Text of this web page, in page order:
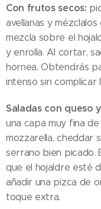
Con frutos secos:
avellanas y
mezcla sobre el
y enrolla. Al cortar,
hornea. Obtendrás
intenso sin complicar
Saladas con queso
una capa muy fina
mozzarella, cheddar
serrano bien picado.
que el hojaldre esté
añadir una pizca de
toque extra.